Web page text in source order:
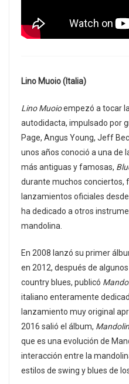
Lino Muoio (Italia)
Lino Muoioempezó a tocar
autodidacta, impulsado por
Page, Angus Young, Jeff
unos años conoció a una de
más antiguas y famosas,
durante muchos conciertos,
lanzamientos oficiales
ha dedicado a otros
mandolina.
En 2008 lanzó su primer
en 2012, después de
country blues, publicó
italiano enteramente
lanzamiento muy original
2016 salió el álbum,
que es una evolución de
interacción entre la
estilos de swing y blues de